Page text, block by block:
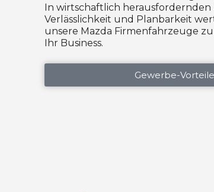
In wirtschaftlich herausfordernden
Verlässlichkeit und Planbarkeit
unsere Mazda Firmenfahrzeuge
Ihr Business.
Gewerbe-